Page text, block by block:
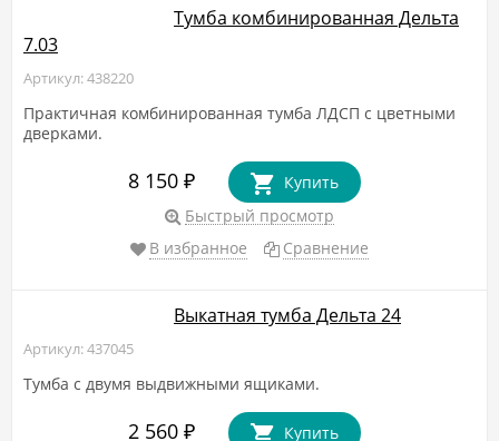
Тумба комбинированная Дельта
7.03
Артикул: 438220
Практичная комбинированная тумба ЛДСП с цветными
дверками.
8 150 ₽
Купить
Быстрый просмотр
В избранное
Сравнение
Выкатная тумба Дельта 24
Артикул: 437045
Тумба с двумя выдвижными ящиками.
2 560 ₽ Купить